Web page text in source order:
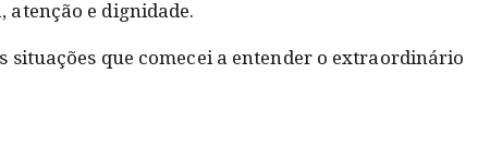
e dignidade.
situações que comecei a entender o extraordinário